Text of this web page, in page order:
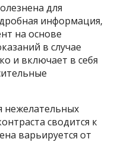
для
информация,
на основе
в случае
и включает в себя
нежелательных
сводится к
варьируется от